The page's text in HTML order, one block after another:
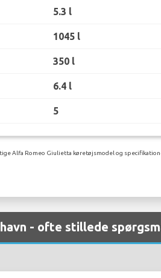
5.3 l
1045 l
350 l
6.4 l
5
Alfa Romeo Giulietta køretøjsmodel og
- ofte stillede